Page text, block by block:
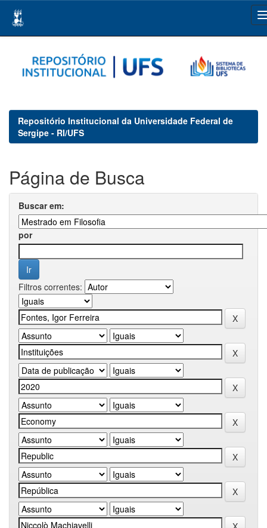
navigation
Repositório Institucional da Universidade Federal de
Sergipe - RI/UFS
Página de Busca
Buscar em:
por
Filtros correntes: